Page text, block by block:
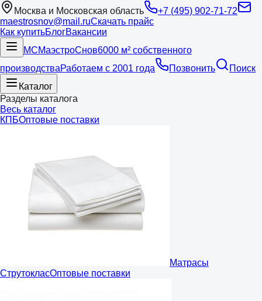
Москва и Московская область
+7 (495) 902-71-72
maestrosnov@mail.ruСкачать прайс
Как купитьБлогВакансии
МСМаэстроСнов6000 м² собственного
производстваРаботаем с 2001 года Позвонить
Поиск
Каталог
Разделы каталога
Весь каталог
КПБОптовые поставки
Матрасы
СтрутокласОптовые поставки